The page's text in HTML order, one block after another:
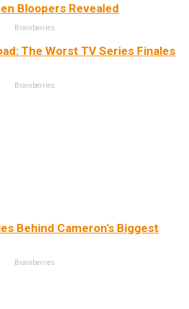
Bloopers Revealed
Brainberries
The Worst TV Series Finales
Brainberries
Behind Cameron's Biggest
Brainberries